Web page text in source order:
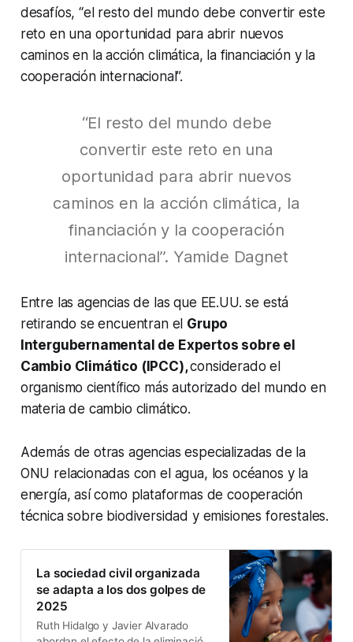
desafíos, “el resto del mundo debe convertir este
reto en una oportunidad para abrir nuevos
caminos en la acción climática, la financiación y la
cooperación internacional”.
“El resto del mundo debe
convertir este reto en una
oportunidad para abrir nuevos
caminos en la acción climática, la
financiación y la cooperación
internacional”. Yamide Dagnet
Entre las agencias de las que EE.UU. se está
retirando se encuentran el Grupo
Intergubernamental de Expertos sobre el
Cambio Climático (IPCC),considerado el
organismo científico más autorizado del mundo en
materia de cambio climático.
Además de otras agencias especializadas de la
ONU relacionadas con el agua, los océanos y la
energía, así como plataformas de cooperación
técnica sobre biodiversidad y emisiones forestales.
La sociedad civil organizada
se adapta a los dos golpes de
2025
Ruth Hidalgo y Javier Alvarado